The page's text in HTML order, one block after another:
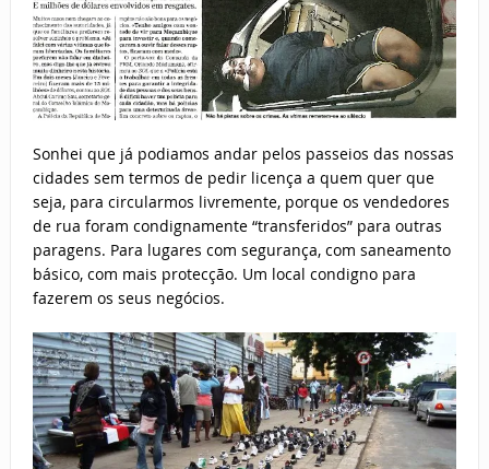
Sonhei que já podiamos andar pelos passeios das nossas
cidades sem termos de pedir licença a quem quer que
seja, para circularmos livremente, porque os vendedores
de rua foram condignamente “transferidos” para outras
paragens. Para lugares com segurança, com saneamento
básico, com mais protecção. Um local condigno para
fazerem os seus negócios.